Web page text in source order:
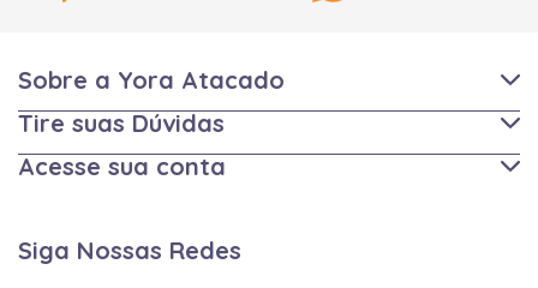
Sobre a Yora Atacado
Tire suas Dúvidas
Acesse sua conta
Siga Nossas Redes